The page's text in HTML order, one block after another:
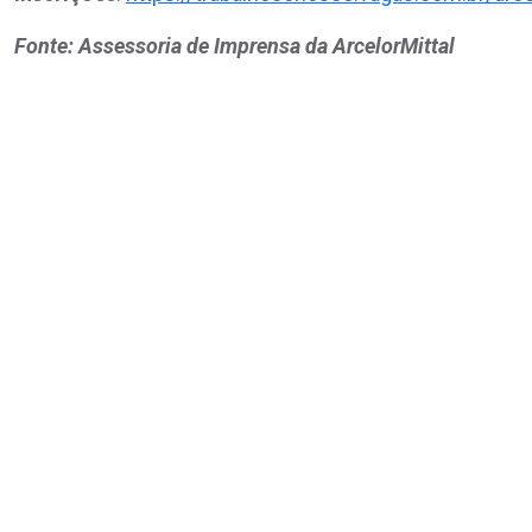
Fonte: Assessoria de Imprensa da ArcelorMittal